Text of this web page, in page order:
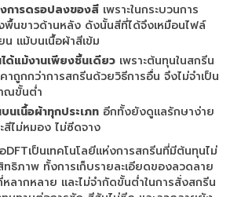
การดรอปลงของสี เพราะในกระบวนการ
พื้นขาวด้านหลัง ดังนั้นสีที่ได้จึงเหมือนไฟล์
แม้บนเนื้อผ้าสีเข้ม
ด้แม้งานเพียงชิ้นเดียว เพราะต้นทุนในสกรีน
าถูกกว่าการสกรีนด้วยวิธีการอื่น จึงไม่จำเป็น
ณขั้นต่ำ
นเนื้อผ้าทุกประเภท อีกทั้งยังดูแลรักษาง่าย
ไม่หมอง ไม่ซีดจาง
DFTเป็นเทคโนโลยีแห่งการสกรีนที่มีต้นทุนไม่
ธิภาพ ทั้งการเก็บรายละเอียดของลวดลาย
ลากหลาย และไม่จำกัดขั้นต่ำในการสั่งสกรีน